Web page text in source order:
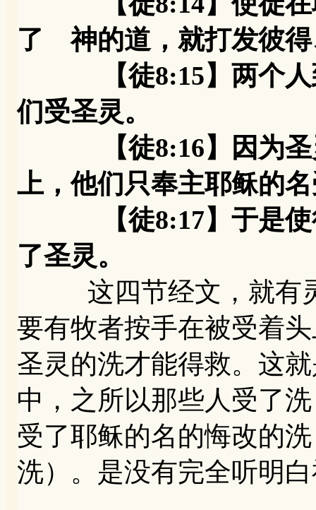
了 神的道，就打发彼得
【徒8:15】两个人到
们受圣灵。
【徒8:16】因为圣灵
上，他们只奉主耶稣的
【徒8:17】于是使徒
了圣灵。
这四节经文，就有灵
要有牧者按手在被受着
圣灵的洗才能得救。这
中，之所以那些人受了
受了耶稣的名的悔改的
洗）。是没有完全听明